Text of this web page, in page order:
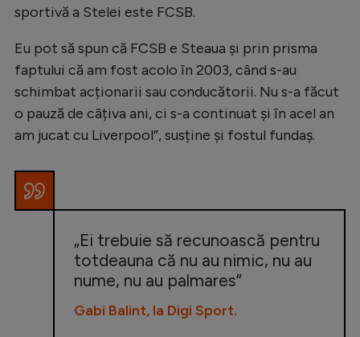
sportivă a Stelei este FCSB.
Eu pot să spun că FCSB e Steaua și prin prisma
faptului că am fost acolo în 2003, când s-au
schimbat acționarii sau conducătorii. Nu s-a făcut
o pauză de câțiva ani, ci s-a continuat și în acel an
am jucat cu Liverpool”, susține și fostul fundaș.
„Ei trebuie să recunoască pentru
totdeauna că nu au nimic, nu au
nume, nu au palmares”
Gabi Balint, la Digi Sport.